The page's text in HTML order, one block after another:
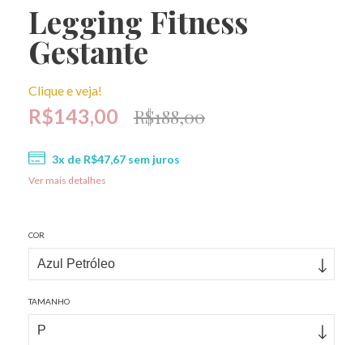
Legging Fitness
Gestante
Clique e veja!
R$143,00 R$188,00
3x de R$47,67sem juros
Ver mais detalhes
COR
TAMANHO